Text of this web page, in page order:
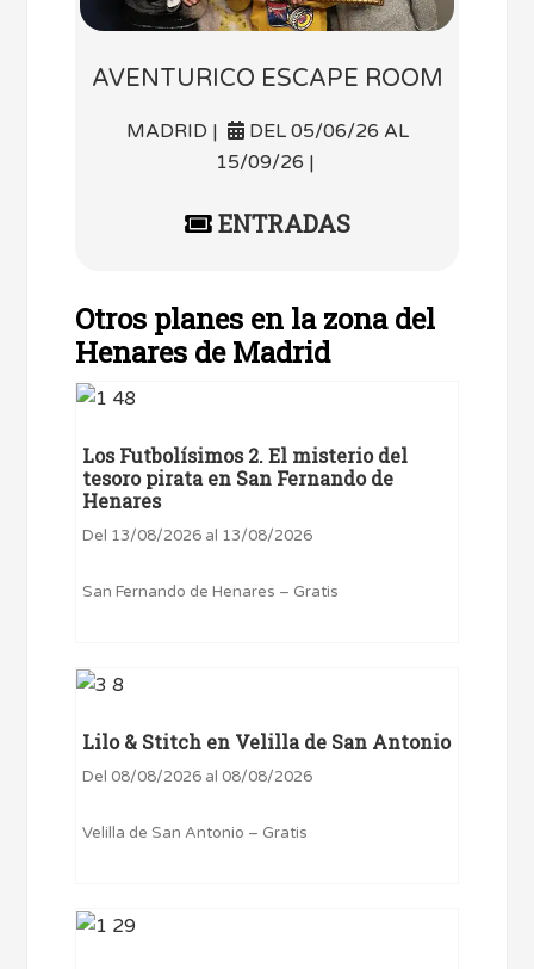
AVENTURICO ESCAPE ROOM
MADRID |
DEL 05/06/26 AL
15/09/26 |
ENTRADAS
Otros planes en la zona del
Henares de Madrid
Los Futbolísimos 2. El misterio del
tesoro pirata en San Fernando de
Henares
Del 13/08/2026 al 13/08/2026
San Fernando de Henares – Gratis
Lilo & Stitch en Velilla de San Antonio
Del 08/08/2026 al 08/08/2026
Velilla de San Antonio – Gratis